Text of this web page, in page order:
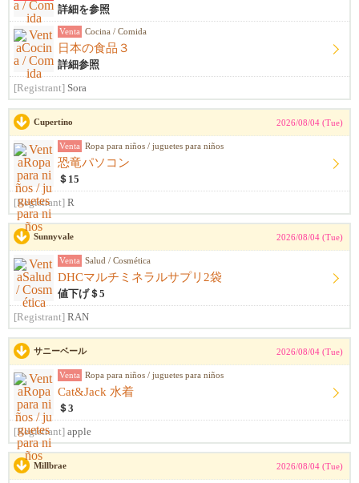
詳細を参照
Venta Cocina / Comida
日本の食品３
詳細参照
[Registrant] Sora
Cupertino 2026/08/04 (Tue)
Venta Ropa para niños / juguetes para niños
恐竜パソコン
＄15
[Registrant] R
Sunnyvale 2026/08/04 (Tue)
Venta Salud / Cosmética
DHCマルチミネラルサプリ2袋
値下げ＄5
[Registrant] RAN
サニーベール 2026/08/04 (Tue)
Venta Ropa para niños / juguetes para niños
Cat&Jack 水着
＄3
[Registrant] apple
Millbrae 2026/08/04 (Tue)